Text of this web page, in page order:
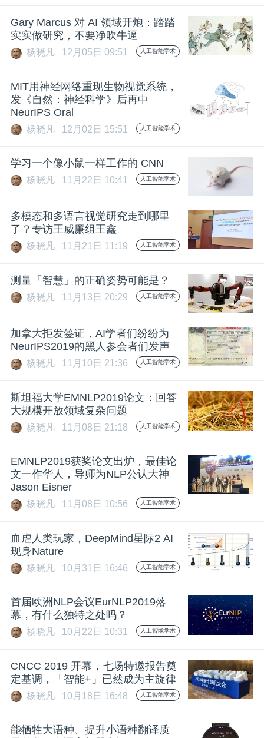
活
动
中
心
GAIR
题
搞
机
Gary Marcus 对 AI 领域开炮：踏踏
实实做研究，不要净吹牛逼
杨晓凡 12月05日 09:51 人工智能学术
MIT用神经网络重现生物视觉系统，
发《自然：神经科学》后再中
NeurIPS Oral
杨晓凡 12月02日 15:51 人工智能学术
学习一个像小鼠一样工作的 CNN
杨晓凡 11月22日 10:41 人工智能学术
多模态和多语言视觉研究走到哪里
了？专访王威廉组王鑫
杨晓凡 11月21日 11:19 人工智能学术
测量「智慧」的正确姿势可能是？
杨晓凡 11月13日 20:29 人工智能学术
加拿大拒发签证，AI学者们纷纷为
NeurIPS2019的黑人参会者们发声
杨晓凡 11月10日 21:36 人工智能学术
斯坦福大学EMNLP2019论文：回答
大规模开放领域复杂问题
杨晓凡 11月08日 21:18 人工智能学术
EMNLP2019获奖论文出炉，最佳论
文一作华人，导师为NLP公认大神
Jason Eisner
杨晓凡 11月08日 10:56 人工智能学术
血虐人类玩家，DeepMind星际2 AI
现身Nature
杨晓凡 10月31日 16:46 人工智能学术
首届欧洲NLP会议EurNLP2019落
幕，有什么独特之处吗？
杨晓凡 10月22日 10:31 人工智能学术
CNCC 2019 开幕，七场特邀报告奠
定基调，「智能+」已然成为主旋律
杨晓凡 10月18日 16:48 人工智能学术
能牺牲大语种、提升小语种翻译质